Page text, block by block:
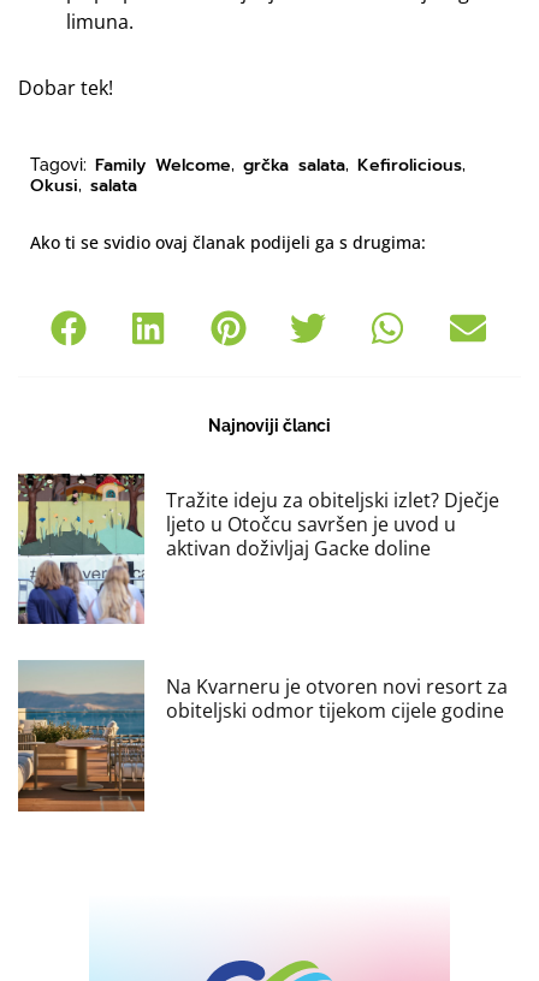
limuna.
Dobar tek!
Tagovi: Family Welcome, grčka salata, Kefirolicious,
Okusi, salata
Ako ti se svidio ovaj članak podijeli ga s drugima:
Najnoviji članci
Tražite ideju za obiteljski izlet? Dječje
ljeto u Otočcu savršen je uvod u
aktivan doživljaj Gacke doline
Na Kvarneru je otvoren novi resort za
obiteljski odmor tijekom cijele godine